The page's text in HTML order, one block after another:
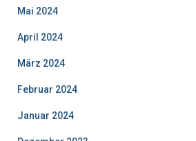
Mai 2024
April 2024
März 2024
Februar 2024
Januar 2024